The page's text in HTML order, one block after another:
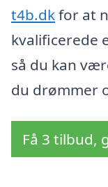
t4b.dkfor at
kvalificerede
så du kan
du drømmer
Få 3 tilbud,